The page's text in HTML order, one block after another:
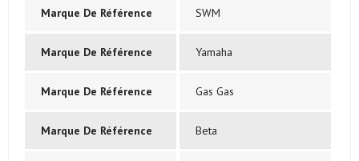
Marque De Référence SWM
Marque De Référence Yamaha
Marque De Référence Gas Gas
Marque De Référence Beta